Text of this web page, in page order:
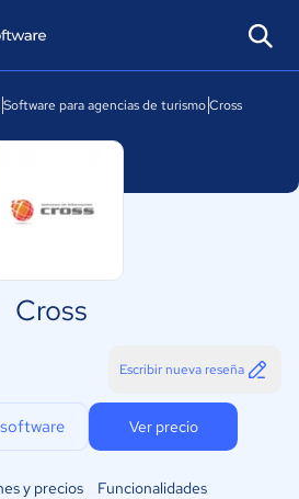
Software para agencias de turismoCross
Cross
Escribir nueva reseña
Ver precio
y precios Funcionalidades